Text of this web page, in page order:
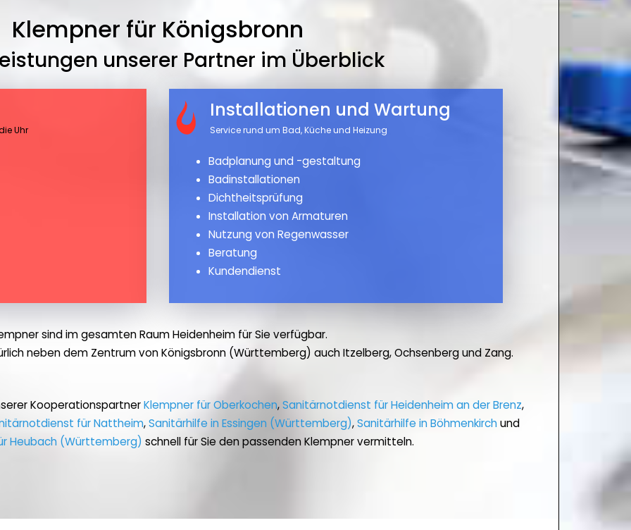
Klempner für Königsbronn
unserer Partner im Überblick
Uhr
Installationen und Wartung
Service rund um Bad, Küche und Heizung
Badplanung und -gestaltung
Badinstallationen
Dichtheitsprüfung
Installation von Armaturen
Nutzung von Regenwasser
Beratung
Kundendienst
sind im gesamten Raum Heidenheim für Sie verfügbar.
neben dem Zentrum von Königsbronn (Württemberg) auch Itzelberg, Ochsenberg und Zang.
KooperationspartnerKlempner für Oberkochen,Sanitärnotdienst für Heidenheim an der Brenz,
für Nattheim,Sanitärhilfe in Essingen (Württemberg),Sanitärhilfe in Böhmenkirchund
Heubach (Württemberg) schnell für Sie den passenden Klempner vermitteln.